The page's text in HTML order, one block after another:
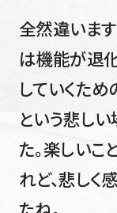
全然違いま
は機能が退
していくた
という悲し
た。楽しいこ
れど、悲しく